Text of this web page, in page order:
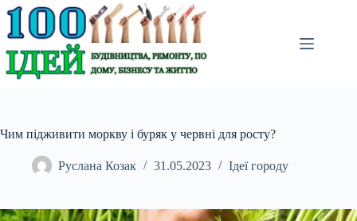
Перейти
до
вмісту
Чим підживити моркву і буряк у червні для росту?
Руслана Козак 31.05.2023 Ідеї городу